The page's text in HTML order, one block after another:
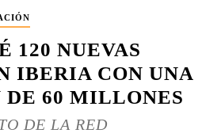
120 NUEVAS
IBERIA CON UNA
DE 60 MILLONES
DE LA RED